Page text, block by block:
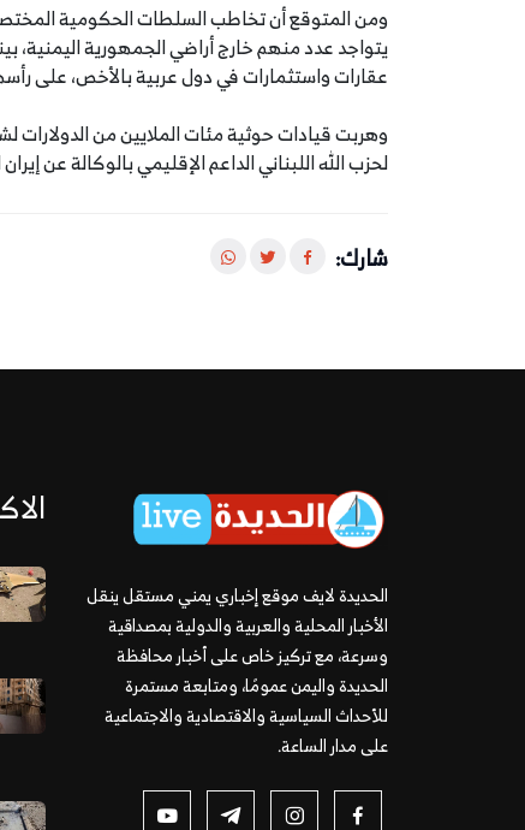
ومن المتوقع أن تخاطب السلطات الحكومية
يتواجد عدد منهم خارج أراضي الجمهورية اليمنية،
عقارات واستثمارات في دول عربية بالأخص، على
وهربت قيادات حوثية مئات الملايين من الدولارات
لحزب الله اللبناني الداعم الإقليمي بالوكالة عن
شارك:
الحديدة لايف موقع إخباري يمني مستقل ينقل
الأخبار المحلية والعربية والدولية بمصداقية
وسرعة، مع تركيز خاص على أخبار محافظة
الحديدة واليمن عمومًا، ومتابعة مستمرة
للأحداث السياسية والاقتصادية والاجتماعية
على مدار الساعة.